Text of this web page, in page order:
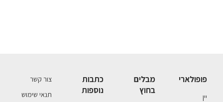
פופולארי
יין
מבלים
בחוץ
כתבות
נוספות
צור קשר
תנאי שימוש